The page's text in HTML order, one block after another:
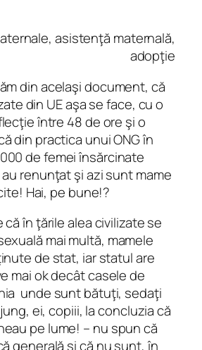
asistenţă maternală,
adopţie
din acelaşi document, că
din UE aşa se face, cu o
între 48 de ore şi o
din practica unui ONG în
de femei însărcinate
renunţat şi azi sunt mame
Hai, pe bune!?
că în ţările alea civilizate se
mai multă, mamele
de stat, iar statul are
mai ok decât casele de
unde sunt bătuţi, sedaţi
ei, copiii, la concluzia că
pe lume! – nu spun că
generală şi că nu sunt, în